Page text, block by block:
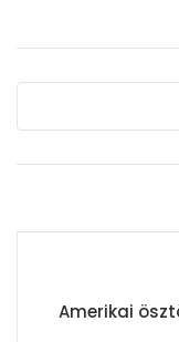
Amerikai